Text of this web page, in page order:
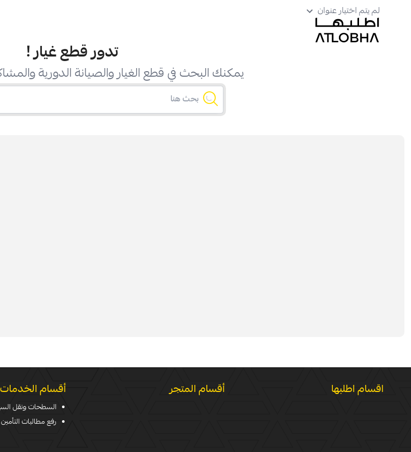
لم يتم اختيار عنوان
تدور قطع غيار!
يمكنك البحث في قطع الغيار والصيانة الدورية
اقسام اطلبها أقسام المتجر أقسام الخدمات
السطحات ونقل
رفع مطالبات التأمين